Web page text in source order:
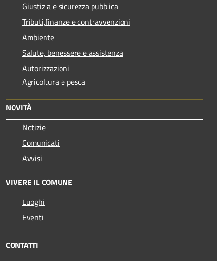
Giustizia e sicurezza pubblica
Tributi,finanze e contravvenzioni
Ambiente
Salute, benessere e assistenza
Autorizzazioni
Agricoltura e pesca
NOVITÀ
Notizie
Comunicati
Avvisi
VIVERE IL COMUNE
Luoghi
Eventi
CONTATTI